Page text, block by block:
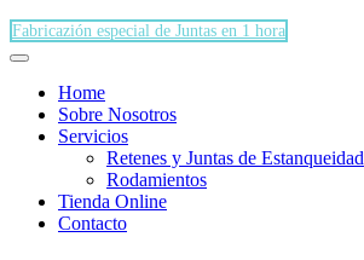
Fabricazión especial de Juntas en 1 hora
Home
Sobre Nosotros
Servicios
Retenes y Juntas de Estanqueidad
Rodamientos
Tienda Online
Contacto